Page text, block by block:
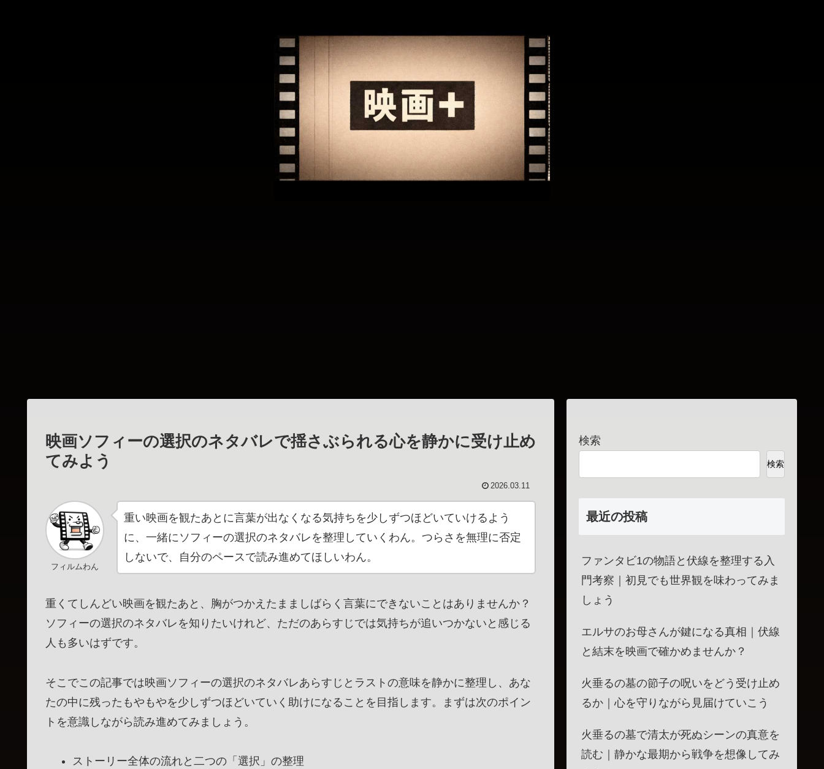
映画ソフィーの選択のネタバレで揺さぶられる心を静かに受け止め
てみよう
2026.03.11
フィルムわん
重い映画を観たあとに言葉が出なくなる気持ちを少しずつほどいていけるよう
に、一緒にソフィーの選択のネタバレを整理していくわん。つらさを無理に否定
しないで、自分のペースで読み進めてほしいわん。
重くてしんどい映画を観たあと、胸がつかえたまましばらく言葉にできないことはありませんか？
ソフィーの選択のネタバレを知りたいけれど、ただのあらすじでは気持ちが追いつかないと感じる
人も多いはずです。
そこでこの記事では映画ソフィーの選択のネタバレあらすじとラストの意味を静かに整理し、あな
たの中に残ったもやもやを少しずつほどいていく助けになることを目指します。まずは次のポイン
トを意識しながら読み進めてみましょう。
ストーリー全体の流れと二つの「選択」の整理
検索
検索
最近の投稿
ファンタビ1の物語と伏線を整理する入
門考察｜初見でも世界観を味わってみま
しょう
エルサのお母さんが鍵になる真相｜伏線
と結末を映画で確かめませんか？
火垂るの墓の節子の呪いをどう受け止め
るか｜心を守りながら見届けていこう
火垂るの墓で清太が死ぬシーンの真意を
読む｜静かな最期から戦争を想像してみ